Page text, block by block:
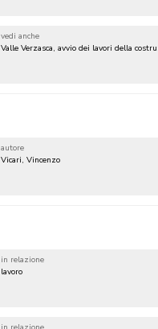
vedi anche
Valle Verzasca, avvio dei lavori della
autore
Vicari, Vincenzo
in relazione
lavoro